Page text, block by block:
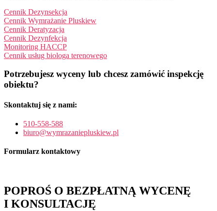
Cennik Dezynsekcja
Cennik Wymrażanie Pluskiew
Cennik Deratyzacja
Cennik Dezynfekcja
Monitoring HACCP
Cennik usług biologa terenowego
Potrzebujesz wyceny lub chcesz zamówić inspekcję
obiektu?
Skontaktuj się z nami:
510-558-588
biuro@wymrazaniepluskiew.pl
Formularz kontaktowy
POPROŚ O BEZPŁATNĄ WYCENĘ
I KONSULTACJĘ